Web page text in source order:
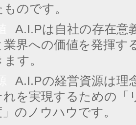
のです。
A.I.Pは自社の存在意
界への価値を発揮す
す。
A.I.Pの経営資源は理
れを実現するための「
」のノウハウです。